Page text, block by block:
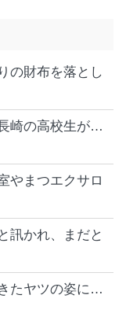
の財布を落とし
崎の高校生が…
やまつエクサロ
訊かれ、まだと
たヤツの姿に…